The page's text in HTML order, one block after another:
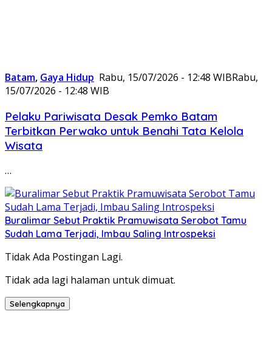
Batam, Gaya Hidup Rabu, 15/07/2026 - 12:48 WIBRabu,
15/07/2026 - 12:48 WIB
Pelaku Pariwisata Desak Pemko Batam
Terbitkan Perwako untuk Benahi Tata Kelola
Wisata
…
Buralimar Sebut Praktik Pramuwisata Serobot Tamu
Sudah Lama Terjadi, Imbau Saling Introspeksi
Tidak Ada Postingan Lagi.
Tidak ada lagi halaman untuk dimuat.
Selengkapnya